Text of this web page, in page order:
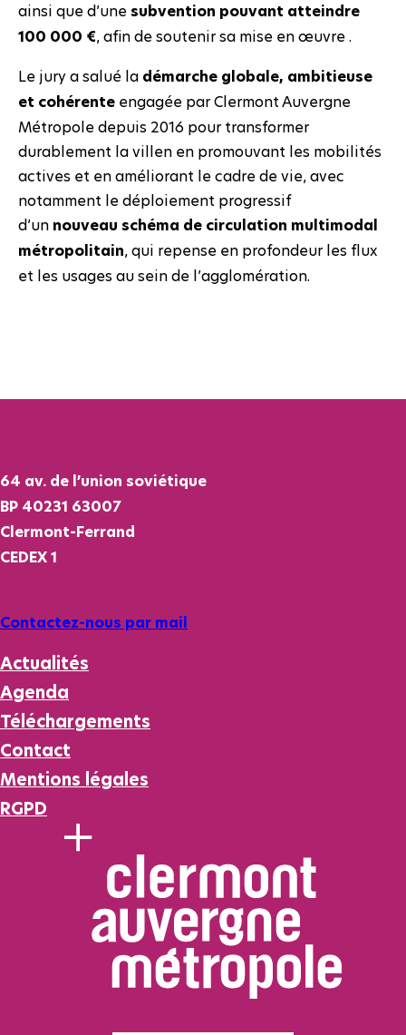
ainsi que d’une subvention pouvant atteindre
100 000 €, afin de soutenir sa mise en œuvre .
Le jury a salué la démarche globale, ambitieuse
et cohérente engagée par Clermont Auvergne
Métropole depuis 2016 pour transformer
durablement la villen en promouvant les mobilités
actives et en améliorant le cadre de vie, avec
notamment le déploiement progressif
d’un nouveau schéma de circulation multimodal
métropolitain, qui repense en profondeur les flux
et les usages au sein de l’agglomération.
64 av. de l’union soviétique
BP 40231 63007
Clermont-Ferrand
CEDEX 1
Contactez-nous par mail
Actualités
Agenda
Téléchargements
Contact
Mentions légales
RGPD